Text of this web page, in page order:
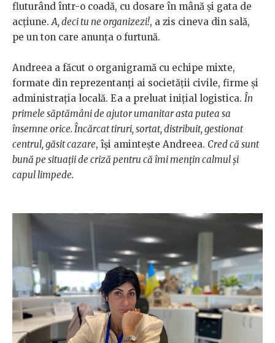
fluturând într-o coadă, cu dosare în mână și gata de
acțiune.A, deci tu ne organizezi!, a zis cineva din sală,
pe un ton care anunța o furtună.
Andreea a făcut o organigramă cu echipe mixte,
formate din reprezentanți ai societății civile, firme și
administrația locală. Ea a preluat inițial logistica. În
primele săptămâni de ajutor umanitar asta putea sa
însemne orice. Încărcat tiruri, sortat, distribuit, gestionat
centrul, găsit cazare, își amintește Andreea. Cred că sunt
bună pe situații de criză pentru că îmi mențin calmul și
capul limpede.